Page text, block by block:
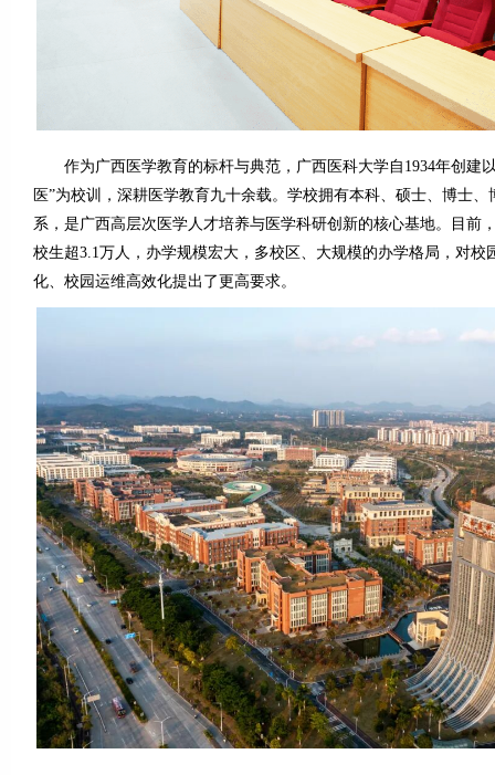
作为广西医学教育的标杆与典范，广西医科大学自1934年创建
医”为校训，深耕医学教育九十余载。学校拥有本科、硕士、博士
系，是广西高层次医学人才培养与医学科研创新的核心基地。目前
校生超3.1万人，办学规模宏大，多校区、大规模的办学格局，对校
化、校园运维高效化提出了更高要求。